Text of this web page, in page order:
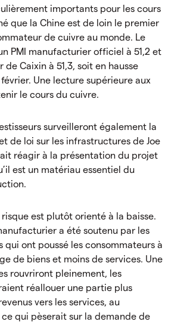
importants pour les cours
que la Chine est de loin le premier
de cuivre au monde. Le
PMI manufacturier officiel à 51,2 et
Caixin à 51,3, soit en hausse
Une lecture supérieure aux
le cours du cuivre.
surveilleront également la
de loi sur les infrastructures de Joe
réagir à la présentation du projet
est un matériau essentiel du
est plutôt orienté à la baisse.
a été soutenu par les
qui ont poussé les consommateurs à
de biens et moins de services. Une
rouvriront pleinement, les
réallouer une partie plus
vers les services, au
qui pèserait sur la demande de